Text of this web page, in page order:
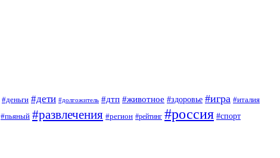
#деньги #дети #долгожитель #дтп #животное #здоровье #игра #италия
#пьяный #развлечения #регион #рейтинг #россия #спорт